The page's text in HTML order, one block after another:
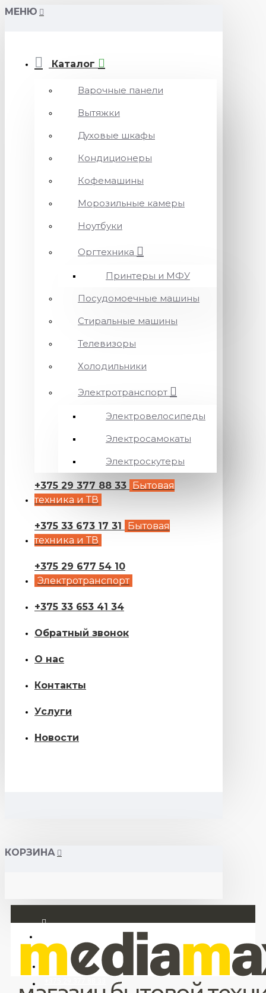
МЕНЮ
Каталог
Варочные панели
Вытяжки
Духовые шкафы
Кондиционеры
Кофемашины
Морозильные камеры
Ноутбуки
Оргтехника
Принтеры и МФУ
Посудомоечные машины
Стиральные машины
Телевизоры
Холодильники
Электротранспорт
Электровелосипеды
Электросамокаты
Электроскутеры
+375 29 377 88 33 Бытовая
техника и ТВ
+375 33 673 17 31
Бытовая
техника и ТВ
+375 29 677 54 10
Электротранспорт
+375 33 653 41 34
Обратный звонок
О нас
Контакты
Услуги
Новости
КОРЗИНА
Регистрация